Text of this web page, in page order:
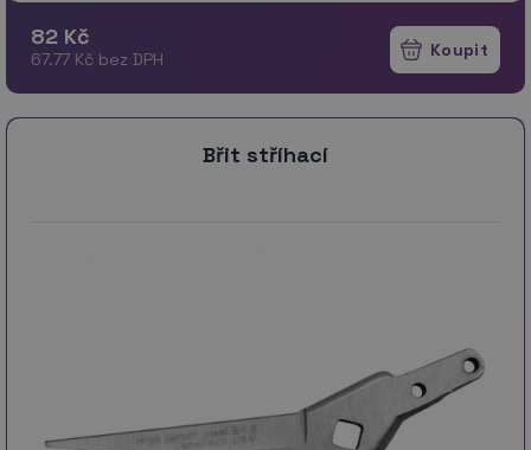
82 Kč
67.77 Kč bez DPH
Břit stříhací